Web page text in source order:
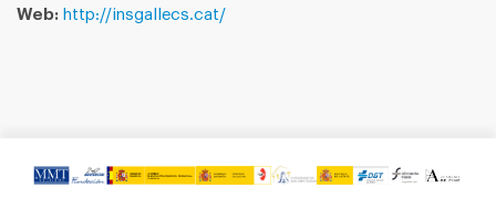
Web: http://insgallecs.cat/